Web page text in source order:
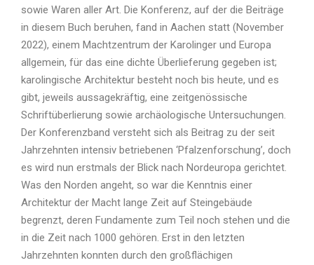
sowie Waren aller Art. Die Konferenz, auf der die Beiträge
in diesem Buch beruhen, fand in Aachen statt (November
2022), einem Machtzentrum der Karolinger und Europa
allgemein, für das eine dichte Überlieferung gegeben ist;
karolingische Architektur besteht noch bis heute, und es
gibt, jeweils aussagekräftig, eine zeitgenössische
Schriftüberlierung sowie archäologische Untersuchungen.
Der Konferenzband versteht sich als Beitrag zu der seit
Jahrzehnten intensiv betriebenen ‘Pfalzenforschung’, doch
es wird nun erstmals der Blick nach Nordeuropa gerichtet.
Was den Norden angeht, so war die Kenntnis einer
Architektur der Macht lange Zeit auf Steingebäude
begrenzt, deren Fundamente zum Teil noch stehen und die
in die Zeit nach 1000 gehören. Erst in den letzten
Jahrzehnten konnten durch den großflächigen